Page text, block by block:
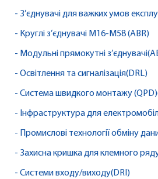
- З’єднувачі для важких умов
- Круглі з’єднувачі M16-M58 (ABR)
- Модульні прямокутні
- Освітлення та сигналізація(DRL)
- Система швидкого монтажу
- Інфраструктура для
- Промислові технології обміну
- Захисна кришка для клемного
- Системи входу/виходу(DRI)